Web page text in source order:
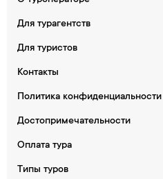
Для турагентств
Для туристов
Контакты
Политика конфиденциальности
Достопримечательности
Оплата тура
Типы туров